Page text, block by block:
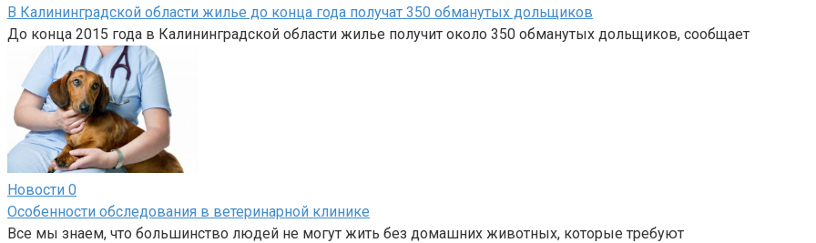
В Калининградской области жилье до конца года получат 350 обманутых дольщиков
До конца 2015 года в Калининградской области жилье получит около 350 обманутых дольщиков, сообщает
Новости 0
Особенности обследования в ветеринарной клинике
Все мы знаем, что большинство людей не могут жить без домашних животных, которые требуют